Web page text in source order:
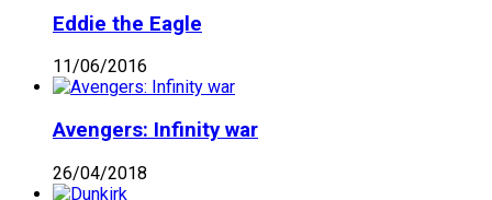
Eddie the Eagle
11/06/2016
Avengers: Infinity war
26/04/2018